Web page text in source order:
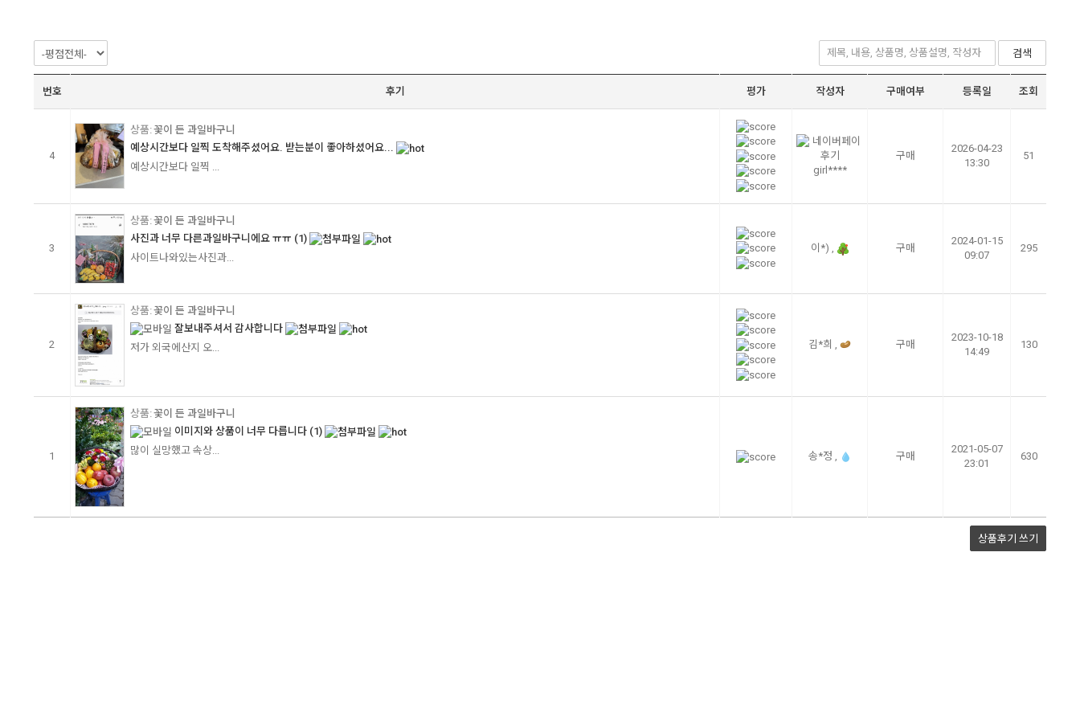
검색
번호 후기 평가 작성자 구매여부 등록일 조회
4
꽃이 든 과일바구니
예상시간보다 일찍 도착해주셨어요. 받는분이 좋아하셨어요...
예상시간보다 일찍 ...
girl****
구매
2026-04-23
13:30
51
3
꽃이 든 과일바구니
사진과 너무 다른과일바구니에요 ㅠㅠ (1)
사이트나와있는사진과...
이*) , 구매
2024-01-15
09:07
295
2
꽃이 든 과일바구니
잘보내주셔서 감사합니다
저가 외국에산지 오...
김*희 , 구매
2023-10-18
14:49
130
1
꽃이 든 과일바구니
이미지와 상품이 너무 다릅니다 (1)
많이 실망했고 속상...
송*정 , 구매
2021-05-07
23:01
630
상품후기 쓰기